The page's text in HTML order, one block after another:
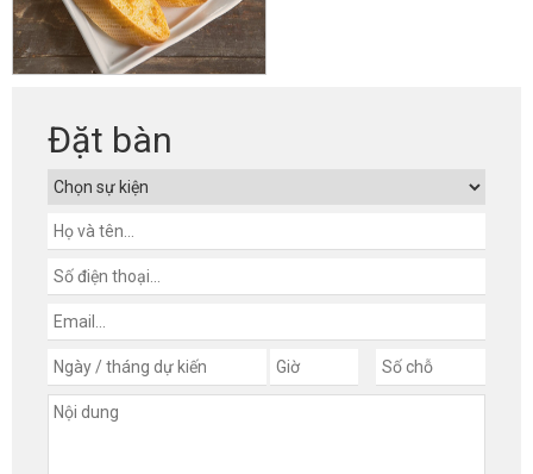
Đặt bàn